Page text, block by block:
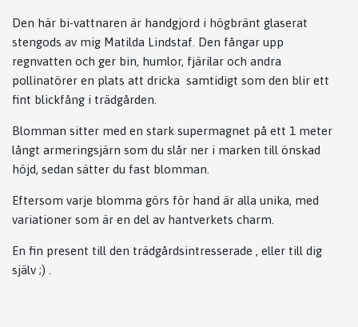
Den här bi-vattnaren är handgjord i högbränt glaserat
stengods av mig Matilda Lindstaf. Den fångar upp
regnvatten och ger bin, humlor, fjärilar och andra
pollinatörer en plats att dricka samtidigt som den blir ett
fint blickfång i trädgården.
Blomman sitter med en stark supermagnet på ett 1 meter
långt armeringsjärn som du slår ner i marken till önskad
höjd, sedan sätter du fast blomman.
Eftersom varje blomma görs för hand är alla unika, med
variationer som är en del av hantverkets charm.
En fin present till den trädgårdsintresserade , eller till dig
själv ;) .